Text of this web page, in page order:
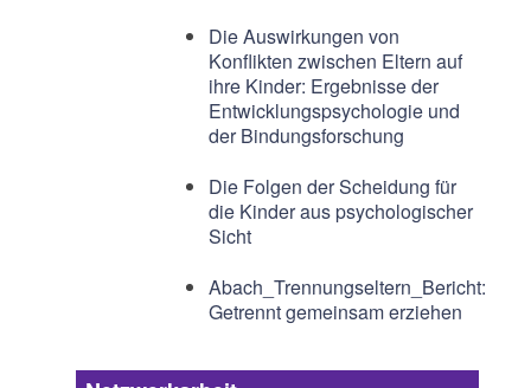
Die Auswirkungen von
Konflikten zwischen Eltern auf
ihre Kinder: Ergebnisse der
Entwicklungspsychologie und
der Bindungsforschung
Die Folgen der Scheidung für
die Kinder aus psychologischer
Sicht
Abach_Trennungseltern_Bericht:
Getrennt gemeinsam erziehen